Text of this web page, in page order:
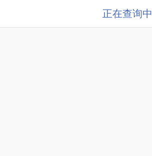
正在查询中